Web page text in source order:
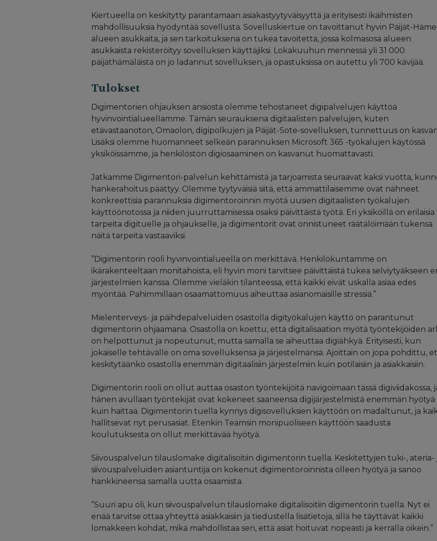
Kiertueella on keskitytty parantamaan asiakastyytyväisyyttä ja erityisesti ikäihmisten
mahdollisuuksia hyödyntää sovellusta. Sovelluskiertue on tavoittanut hyvin Päijät-
alueen asukkaita, ja sen tarkoituksena on tukea tavoitetta, jossa kolmasosa alueen
asukkaista rekisteröityy sovelluksen käyttäjiksi. Lokakuuhun mennessä yli 31 000
päijäthämäläistä on jo ladannut sovelluksen, ja opastuksissa on autettu yli 700 kävijää.
Tulokset
Digimentorien ohjauksen ansiosta olemme tehostaneet digipalvelujen käyttöä
hyvinvointialueellamme. Tämän seurauksena digitaalisten palvelujen, kuten
etävastaanoton, Omaolon, digipolkujen ja Päijät-Sote-sovelluksen, tunnettuus on
Lisäksi olemme huomanneet selkeän parannuksen Microsoft 365 -työkalujen käytössä
yksiköissämme, ja henkilöstön digiosaaminen on kasvanut huomattavasti.
Jatkamme Digimentori-palvelun kehittämistä ja tarjoamista seuraavat kaksi vuotta,
hankerahoitus päättyy. Olemme tyytyväisiä siitä, että ammattilaisemme ovat nähneet
konkreettisia parannuksia digimentoroinnin myötä uusien digitaalisten työkalujen
käyttöönotossa ja niiden juurruttamisessa osaksi päivittäistä työtä. Eri yksiköillä on erilaisia
tarpeita digituelle ja ohjaukselle, ja digimentorit ovat onnistuneet räätälöimään tukensa
näitä tarpeita vastaaviksi.
”Digimentorin rooli hyvinvointialueella on merkittävä. Henkilökuntamme on
ikärakenteeltaan monitahoista, eli hyvin moni tarvitsee päivittäistä tukea selviytyäkseen
järjestelmien kanssa. Olemme vieläkin tilanteessa, että kaikki eivät uskalla asiaa edes
myöntää. Pahimmillaan osaamattomuus aiheuttaa asianomaisille stressiä.”
Mielenterveys- ja päihdepalveluiden osastolla digityökalujen käyttö on parantunut
digimentorin ohjaamana. Osastolla on koettu, että digitalisaation myötä työntekijöiden
on helpottunut ja nopeutunut, mutta samalla se aiheuttaa digiähkyä. Erityisesti, kun
jokaiselle tehtävälle on oma sovelluksensa ja järjestelmänsä. Ajoittain on jopa pohdittu,
keskitytäänkö osastolla enemmän digitaalisiin järjestelmiin kuin potilaisiin ja asiakkaisiin.
Digimentorin rooli on ollut auttaa osaston työntekijöitä navigoimaan tässä digiviidakossa,
hänen avullaan työntekijät ovat kokeneet saaneensa digijärjestelmistä enemmän hyötyä
kuin haittaa. Digimentorin tuella kynnys digisovelluksien käyttöön on madaltunut, ja
hallitsevat nyt perusasiat. Etenkin Teamsin monipuoliseen käyttöön saadusta
koulutuksesta on ollut merkittävää hyötyä.
Siivouspalvelun tilauslomake digitalisoitiin digimentorin tuella. Keskitettyjen tuki-, ateria-
siivouspalveluiden asiantuntija on kokenut digimentoroinnista olleen hyötyä ja sanoo
hankkineensa samalla uutta osaamista.
”Suuri apu oli, kun siivouspalvelun tilauslomake digitalisoitiin digimentorin tuella. Nyt ei
enää tarvitse ottaa yhteyttä asiakkaisiin ja tiedustella lisätietoja, sillä he täyttävät kaikki
lomakkeen kohdat, mikä mahdollistaa sen, että asiat hoituvat nopeasti ja kerralla oikein.”